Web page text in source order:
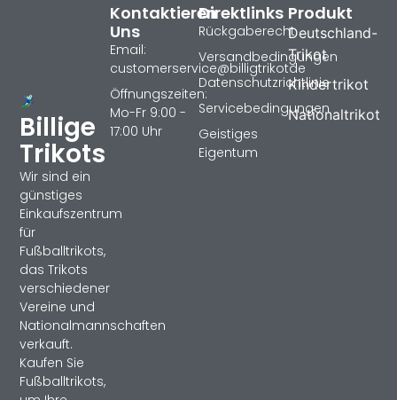
Billige
Trikots
Wir sind ein
günstiges
Einkaufszentrum
für
Fußballtrikots,
das Trikots
verschiedener
Vereine und
Nationalmannschaften
verkauft.
Kaufen Sie
Fußballtrikots,
Produkt
Deutschland-
Trikot
Kindertrikot
Nationaltrikot
Direktlinks
Rückgaberecht
Versandbedingungen
Datenschutzrichtlinie
Servicebedingungen
Geistiges
Eigentum
Kontaktieren
Uns
Email:
customerservice@billigtrikotde
Öffnungszeiten:
Mo-Fr 9:00 -
17:00 Uhr